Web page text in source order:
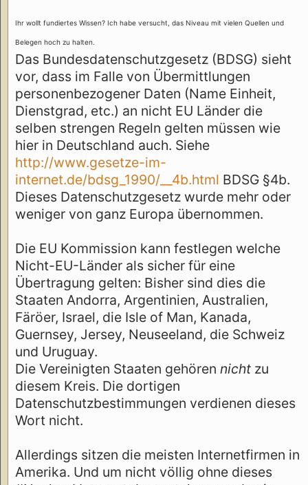
Ihr wollt fundiertes Wissen? Ich habe versucht, das Niveau mit vielen Quellen und
Belegen hoch zu halten.
Das Bundesdatenschutzgesetz (BDSG) sieht
vor, dass im Falle von Übermittlungen
personenbezogener Daten (Name Einheit,
Dienstgrad, etc.) an nicht EU Länder die
selben strengen Regeln gelten müssen wie
hier in Deutschland auch. Siehe
http://www.gesetze-im-
internet.de/bdsg_1990/__4b.html BDSG §4b.
Dieses Datenschutzgesetz wurde mehr oder
weniger von ganz Europa übernommen.
Die EU Kommission kann festlegen welche
Nicht-EU-Länder als sicher für eine
Übertragung gelten: Bisher sind dies die
Staaten Andorra, Argentinien, Australien,
Färöer, Israel, die Isle of Man, Kanada,
Guernsey, Jersey, Neuseeland, die Schweiz
und Uruguay.
Die Vereinigten Staaten gehören nicht zu
diesem Kreis. Die dortigen
Datenschutzbestimmungen verdienen dieses
Wort nicht.
Allerdings sitzen die meisten Internetfirmen in
Amerika. Und um nicht völlig ohne dieses